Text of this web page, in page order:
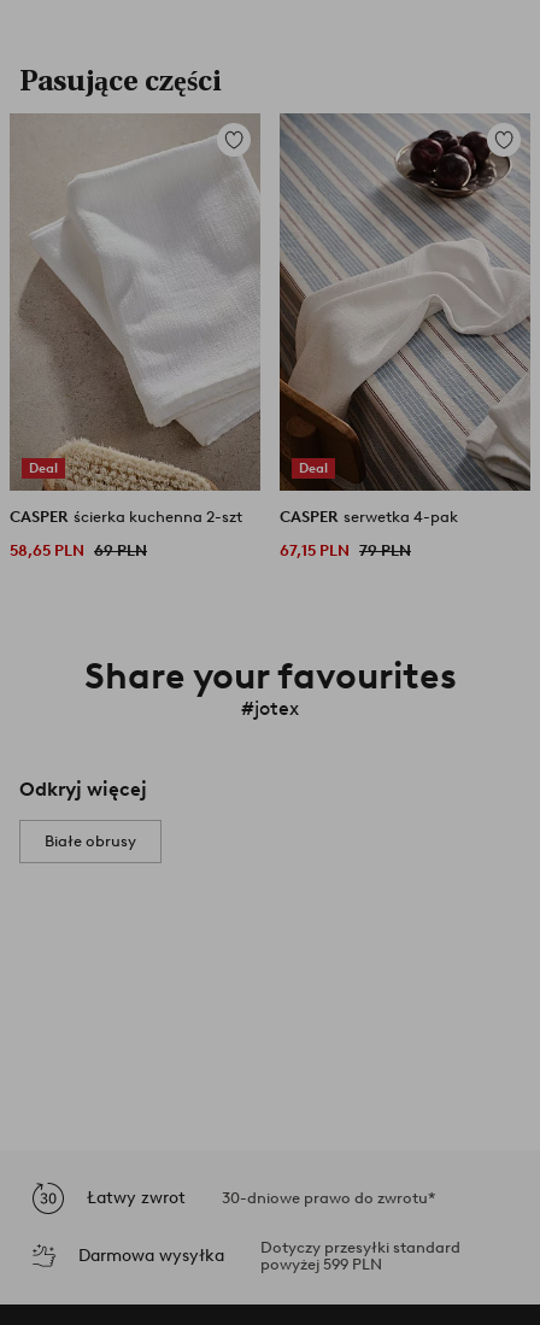
Pasujące części
Deal
Dodaj
ulubionych
CASPER ścierka kuchenna 2-szt
58,65 PLN 69 PLN
Deal
Dodaj
do
CASPER serwetka 4-pak
67,15 PLN 79 PLN
Share your favourites
#jotex
Odkryj więcej
Białe obrusy
Łatwy zwrot 30-dniowe prawo do zwrotu*
Darmowa wysyłka
Dotyczy przesyłki standard
powyżej 599 PLN